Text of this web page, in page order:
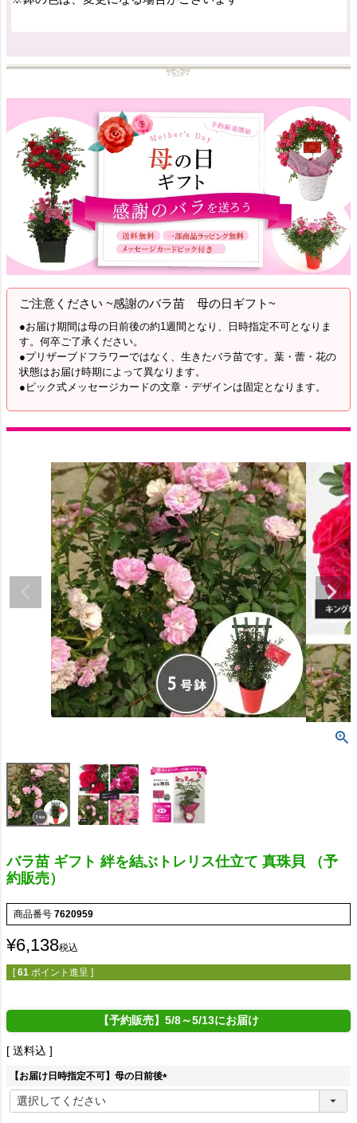
ご注意ください ~感謝のバラ苗 母の日ギフト~
●お届け期間は母の日前後の約1週間となり、日時指定不可となりま
す。何卒ご了承ください。
●プリザーブドフラワーではなく、生きたバラ苗です。葉・蕾・花の
状態はお届け時期によって異なります。
●ピック式メッセージカードの文章・デザインは固定となります。
バラ苗 ギフト 絆を結ぶトレリス仕立て 真珠貝 （予
約販売）
商品番号 7620959
¥6,138税込
[ 61 ポイント進呈 ]
【予約販売】5/8～5/13にお届け
送料込
【お届け日時指定不可】母の日前後
(